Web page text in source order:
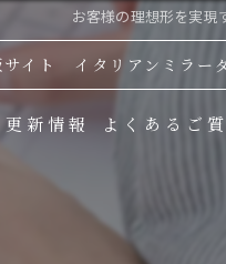
お客様の理想形を実現
サイト イタリアンミラー
更新情報 よくあるご